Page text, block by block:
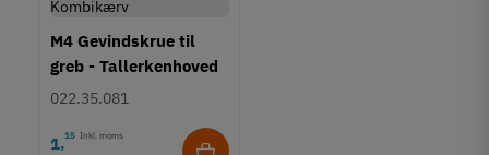
M4 Gevindskrue til
greb - Tallerkenhoved
- Krydskærv
022.35.081
1,15 Inkl. moms